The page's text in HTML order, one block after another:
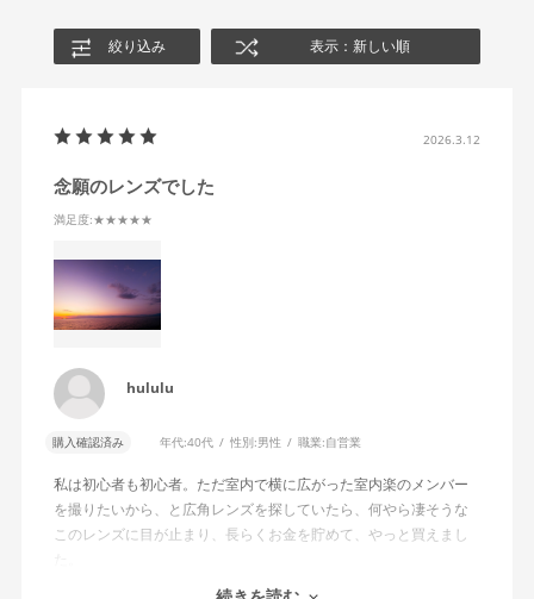
絞り込み 表示：新しい順
2026.3.12
念願のレンズでした
満足度:★★★★★
hululu
購入確認済み 年代:40代 性別:男性 職業:自営業
私は初心者も初心者。ただ室内で横に広がった室内楽のメンバー
を撮りたいから、と広角レンズを探していたら、何やら凄そうな
このレンズに目が止まり、長らくお金を貯めて、やっと買えまし
練習で海と夕焼けを撮りました。なんだかすごい空間の写真が撮